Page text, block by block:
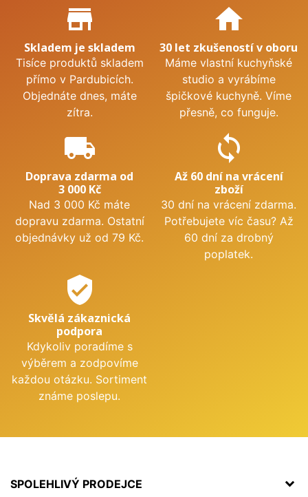
Proč nakupovat u nás?
store_mall_directory
Skladem je skladem
Tisíce produktů skladem
přímo v Pardubicích.
Objednáte dnes, máte
zítra.
home
30 let zkušeností v oboru
Máme vlastní kuchyňské
studio a vyrábíme
špičkové kuchyně. Víme
přesně, co funguje.
local_shipping
Doprava zdarma od
3 000 Kč
Nad 3 000 Kč máte
dopravu zdarma. Ostatní
objednávky už od 79 Kč.
sync
Až 60 dní na vrácení
zboží
30 dní na vrácení zdarma.
Potřebujete víc času? Až
60 dní za drobný
poplatek.
verified_user
Skvělá zákaznická
podpora
Kdykoliv poradíme s
výběrem a zodpovíme
každou otázku. Sortiment
známe poslepu.
SPOLEHLIVÝ PRODEJCE